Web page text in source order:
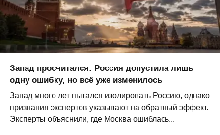
Запад просчитался: Россия допустила лишь
одну ошибку, но всё уже изменилось
Запад много лет пытался изолировать Россию, однако
признания экспертов указывают на обратный эффект.
Эксперты объяснили, где Москва ошиблась...